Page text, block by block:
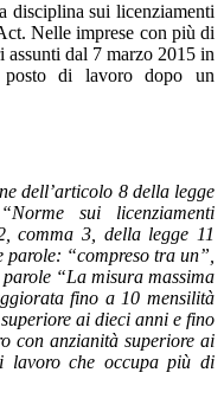
disciplina sui licenziamenti
Nelle imprese con più di
dal 7 marzo 2015 in
di lavoro dopo un
dell’articolo 8 della legge
sui licenziamenti
comma 3, della legge 11
“compreso tra un”,
“La misura massima
fino a 10 mensilità
ai dieci anni e fino
con anzianità superiore ai
lavoro che occupa più di